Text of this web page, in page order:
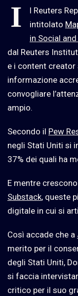
I
l Reuters
intitolato
in Social
dal Reuters
e i content
informazione
convogliare
ampio.
Secondo il Pew
negli Stati Uniti si
37% dei quali ha
E mentre
Substack, queste
digitale in cui si
Così accade che a
merito per il
degli Stati Uniti,
si faccia
critico per il suo